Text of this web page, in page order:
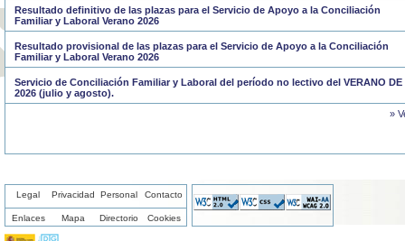
Resultado definitivo de las plazas para el Servicio de Apoyo a la Conciliación
Familiar y Laboral Verano 2026
Resultado provisional de las plazas para el Servicio de Apoyo a la Conciliación
Familiar y Laboral Verano 2026
Servicio de Conciliación Familiar y Laboral del período no lectivo del VERANO DE
2026 (julio y agosto).
»
Legal Privacidad Personal Contacto
Enlaces Mapa Directorio Cookies